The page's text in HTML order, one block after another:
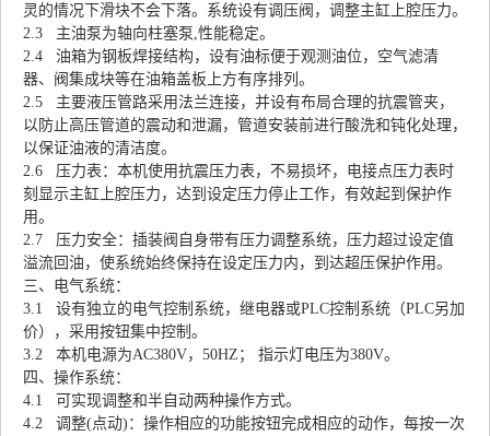
灵的情况下滑块不会下落。系统设有调压阀，调整主缸上腔压力。
2.3 主油泵为轴向柱塞泵,性能稳定。
2.4 油箱为钢板焊接结构，设有油标便于观测油位，空气滤清
器、阀集成块等在油箱盖板上方有序排列。
2.5 主要液压管路采用法兰连接，并设有布局合理的抗震管夹，
以防止高压管道的震动和泄漏，管道安装前进行酸洗和钝化处理，
以保证油液的清洁度。
2.6 压力表：本机使用抗震压力表，不易损坏，电接点压力表时
刻显示主缸上腔压力，达到设定压力停止工作，有效起到保护作
用。
2.7 压力安全：插装阀自身带有压力调整系统，压力超过设定值
溢流回油，使系统始终保持在设定压力内，到达超压保护作用。
三、电气系统：
3.1 设有独立的电气控制系统，继电器或PLC控制系统（PLC另加
价），采用按钮集中控制。
3.2 本机电源为AC380V，50HZ； 指示灯电压为380V。
四、操作系统：
4.1 可实现调整和半自动两种操作方式。
4.2 调整(点动)：操作相应的功能按钮完成相应的动作，每按一次